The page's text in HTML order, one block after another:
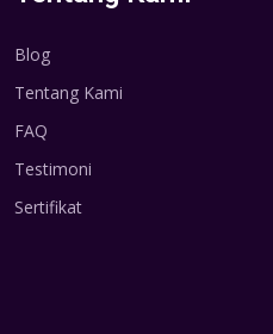
Blog
Tentang Kami
FAQ
Testimoni
Sertifikat